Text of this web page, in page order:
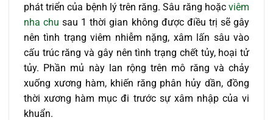
phát triển của bệnh lý trên răng. Sâu răng hoặc viêm
nha chu sau 1 thời gian không được điều trị sẽ gây
nên tình trạng viêm nhiễm nặng, xâm lấn sâu vào
cấu trúc răng và gây nên tình trạng chết tủy, hoại tử
tủy. Phần mủ này lan rộng trên mô răng và chảy
xuống xương hàm, khiến răng phân hủy dần, đồng
thời xương hàm mục đi trước sự xâm nhập của vi
khuẩn.